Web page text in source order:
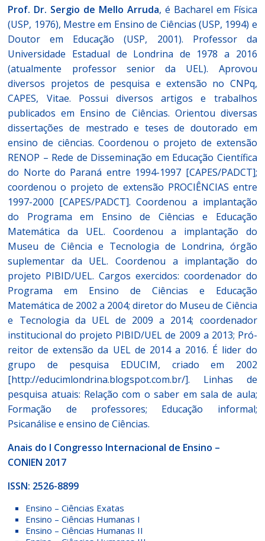
Prof. Dr. Sergio de Mello Arruda, é Bacharel em Física
(USP, 1976), Mestre em Ensino de Ciências (USP, 1994) e
Doutor em Educação (USP, 2001). Professor da
Universidade Estadual de Londrina de 1978 a 2016
(atualmente professor senior da UEL). Aprovou
diversos projetos de pesquisa e extensão no CNPq,
CAPES, Vitae. Possui diversos artigos e trabalhos
publicados em Ensino de Ciências. Orientou diversas
dissertações de mestrado e teses de doutorado em
ensino de ciências. Coordenou o projeto de extensão
RENOP – Rede de Disseminação em Educação Científica
do Norte do Paraná entre 1994-1997 [CAPES/PADCT];
coordenou o projeto de extensão PROCIÊNCIAS entre
1997-2000 [CAPES/PADCT]. Coordenou a implantação
do Programa em Ensino de Ciências e Educação
Matemática da UEL. Coordenou a implantação do
Museu de Ciência e Tecnologia de Londrina, órgão
suplementar da UEL. Coordenou a implantação do
projeto PIBID/UEL. Cargos exercidos: coordenador do
Programa em Ensino de Ciências e Educação
Matemática de 2002 a 2004; diretor do Museu de Ciência
e Tecnologia da UEL de 2009 a 2014; coordenador
institucional do projeto PIBID/UEL de 2009 a 2013; Pró-
reitor de extensão da UEL de 2014 a 2016. É lider do
grupo de pesquisa EDUCIM, criado em 2002
[http://educimlondrina.blogspot.com.br/]. Linhas de
pesquisa atuais: Relação com o saber em sala de aula;
Formação de professores; Educação informal;
Psicanálise e ensino de Ciências.
Anais do I Congresso Internacional de Ensino –
CONIEN 2017
ISSN: 2526-8899
Ensino – Ciências Exatas
Ensino – Ciências Humanas I
Ensino – Ciências Humanas II